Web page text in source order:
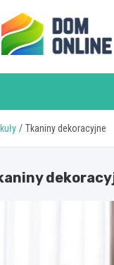
Tkaniny dekoracyjne